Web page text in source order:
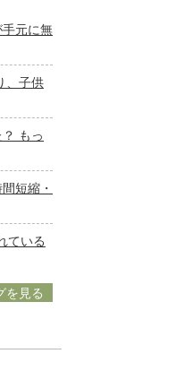
元に無
、子供
もっ
短縮・
ている
を見る